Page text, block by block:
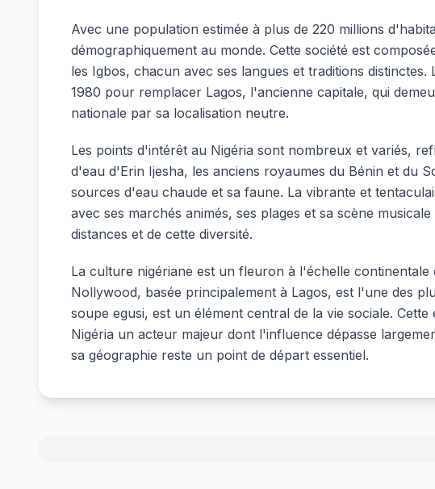
Avec une population estimée à plus de 220 millions
démographiquement au monde. Cette société est
les Igbos, chacun avec ses langues et traditions
1980 pour remplacer Lagos, l'ancienne capitale, qui
nationale par sa localisation neutre.
Les points d'intérêt au Nigéria sont nombreux et variés,
d'eau d'Erin Ijesha, les anciens royaumes du Bénin et du
sources d'eau chaude et sa faune. La vibrante et
avec ses marchés animés, ses plages et sa scène
distances et de cette diversité.
La culture nigériane est un fleuron à l'échelle
Nollywood, basée principalement à Lagos, est l'une des
soupe egusi, est un élément central de la vie sociale.
Nigéria un acteur majeur dont l'influence dépasse
sa géographie reste un point de départ essentiel.